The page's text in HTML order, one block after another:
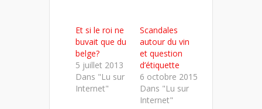
une
nouvelle
fenêtre)
nouvelle
fenêtre)
dans
une
nouvelle
fenêtre)
Et si le roi ne
buvait que du
belge?
5 juillet 2013
Dans "Lu sur
Internet"
Scandales
autour du vin
et question
d’étiquette
6 octobre 2015
Dans "Lu sur
Internet"